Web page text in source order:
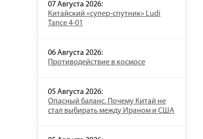
07 Августа 2026:
Китайский «супер-спутник» Ludi
Tance 4-01
06 Августа 2026:
Противодействие в космосе
05 Августа 2026:
Опасный баланс. Почему Китай не
стал выбирать между Ираном и США